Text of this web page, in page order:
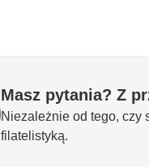
Masz pytania? Z
Niezależnie od tego, czy
filatelistyką.